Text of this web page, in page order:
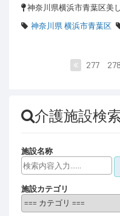
神奈川県横浜市青葉区美
神奈川県 横浜市青葉区
277 278
介護施設検
施設名称
施設カテゴリ